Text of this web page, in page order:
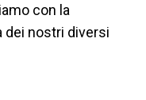
con la
dei nostri diversi